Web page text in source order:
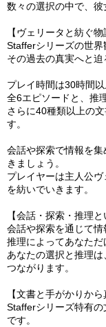
数々の選択の中で、彼
【ヴェリータと紡ぐ物
Stafferシリーズの世界
その過去の真実へと迫
プレイ時間は30時間以
全6エピソードと、推
さらに40種類以上の
す。
会話や探索で情報を
きましょう。
プレイヤーは主人公
を紡いでいきます。
【会話・探索・推理
会話や探索を通じて情
推理によってあなただ
あなたの選択と推理
つながります。
【文書と手がかりか
Stafferシリーズ特有
です。